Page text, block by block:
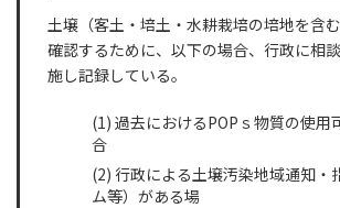
土壌（客土・培土・水耕栽培の培地を含
確認するために、以下の場合、行政に相
施し記録している。
(1) 過去におけるPOPｓ物質の使用
合
(2) 行政による土壌汚染地域通知・
ム等）がある場